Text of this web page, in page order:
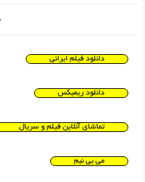
دانلود فیلم ایرانی
دانلود ریمیکس
تماشای آنلاین فیلم و سریال
می بی نیم